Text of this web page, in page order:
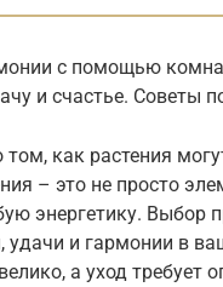
с помощью
и счастье. Советы
как растения
– это не просто
энергетику. Выбор
и гармонии в
а уход требует